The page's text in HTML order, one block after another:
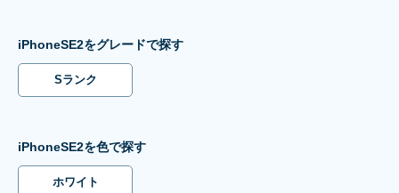
iPhoneSE2をグレードで探す
Sランク
iPhoneSE2を色で探す
ホワイト